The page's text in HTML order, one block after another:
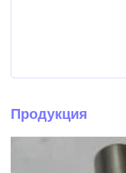
Продукция